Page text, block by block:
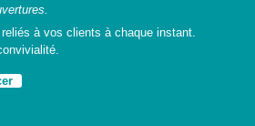
à vos clients à chaque instant.